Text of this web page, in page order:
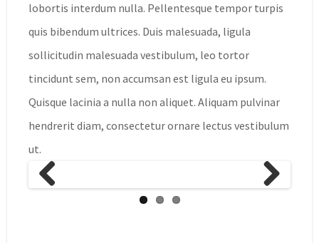
lobortis interdum nulla. Pellentesque tempor turpis
quis bibendum ultrices. Duis malesuada, ligula
sollicitudin malesuada vestibulum, leo tortor
tincidunt sem, non accumsan est ligula eu ipsum.
Quisque lacinia a nulla non aliquet. Aliquam pulvinar
hendrerit diam, consectetur ornare lectus vestibulum
ut.